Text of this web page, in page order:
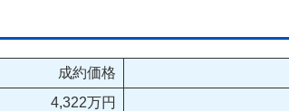
成約価格
4,322万円